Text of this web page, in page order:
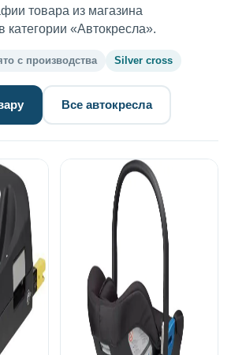
товара из магазина
категории «Автокресла».
с производства Silver cross
Все автокресла